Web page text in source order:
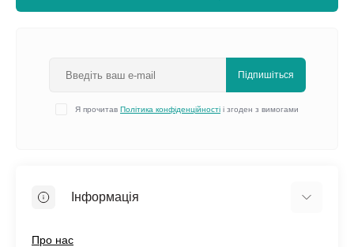
Підпишіться
Я прочитав Політика конфіденційності і згоден з вимогами
Інформація
Про нас